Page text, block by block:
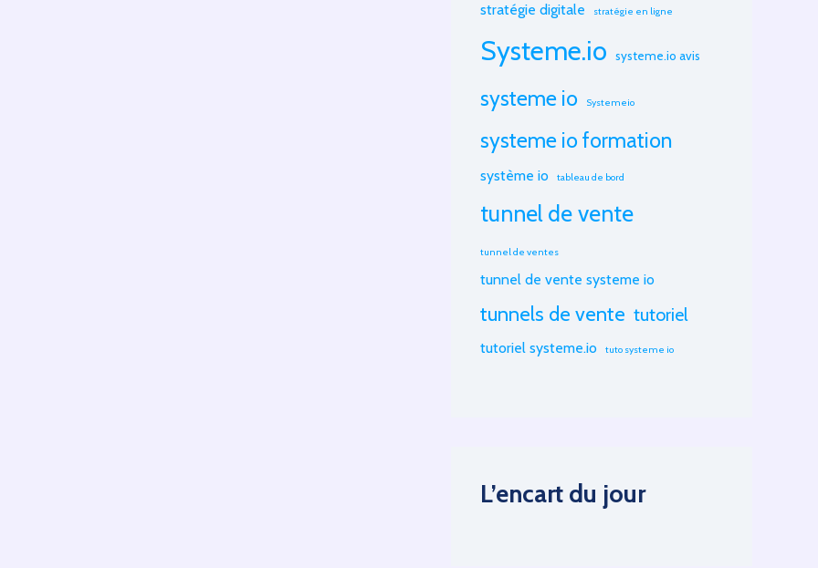
stratégie digitale stratégie en ligne
Systeme.io systeme.io avis
systeme io Systemeio
systeme io formation
système io tableau de bord
tunnel de vente
tunnel de ventes
tunnel de vente systeme io
tunnels de vente tutoriel
tutoriel systeme.io tuto systeme io
L’encart du jour